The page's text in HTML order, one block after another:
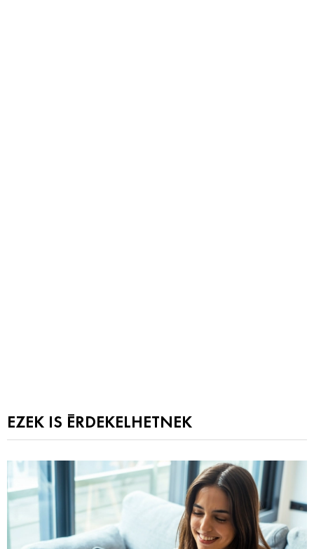
EZEK IS ÉRDEKELHETNEK